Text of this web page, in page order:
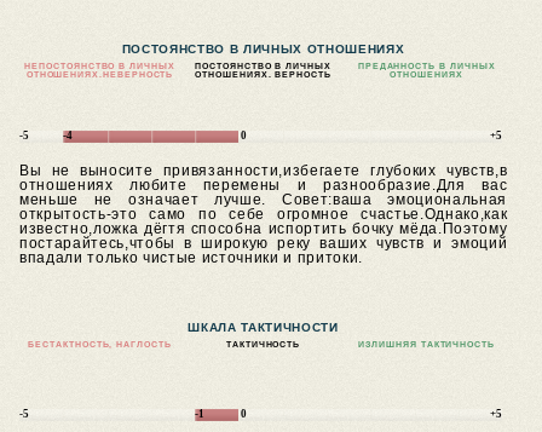
ПОСТОЯНСТВО В ЛИЧНЫХ ОТНОШЕНИЯХ
НЕПОСТОЯНСТВО В ЛИЧНЫХ
ОТНОШЕНИЯХ.
НЕВЕРНОСТЬ
ПОСТОЯНСТВО В ЛИЧНЫХ
ОТНОШЕНИЯХ. ВЕРНОСТЬ
ПРЕДАННОСТЬ В ЛИЧНЫХ
ОТНОШЕНИЯХ
-5 -4 0 +5
Вы не выносите привязанности,избегаете глубоких чувств,в
отношениях любите перемены и разнообразие.Для вас
меньше не означает лучше. Совет:ваша эмоциональная
открытость-это само по себе огромное счастье.Однако,как
известно,ложка дёгтя способна испортить бочку мёда.Поэтому
постарайтесь,чтобы в широкую реку ваших чувств и эмоций
впадали только чистые источники и притоки.
ШКАЛА ТАКТИЧНОСТИ
БЕСТАКТНОСТЬ, НАГЛОСТЬ ТАКТИЧНОСТЬ ИЗЛИШНЯЯ ТАКТИЧНОСТЬ
-5 -1 0 +5